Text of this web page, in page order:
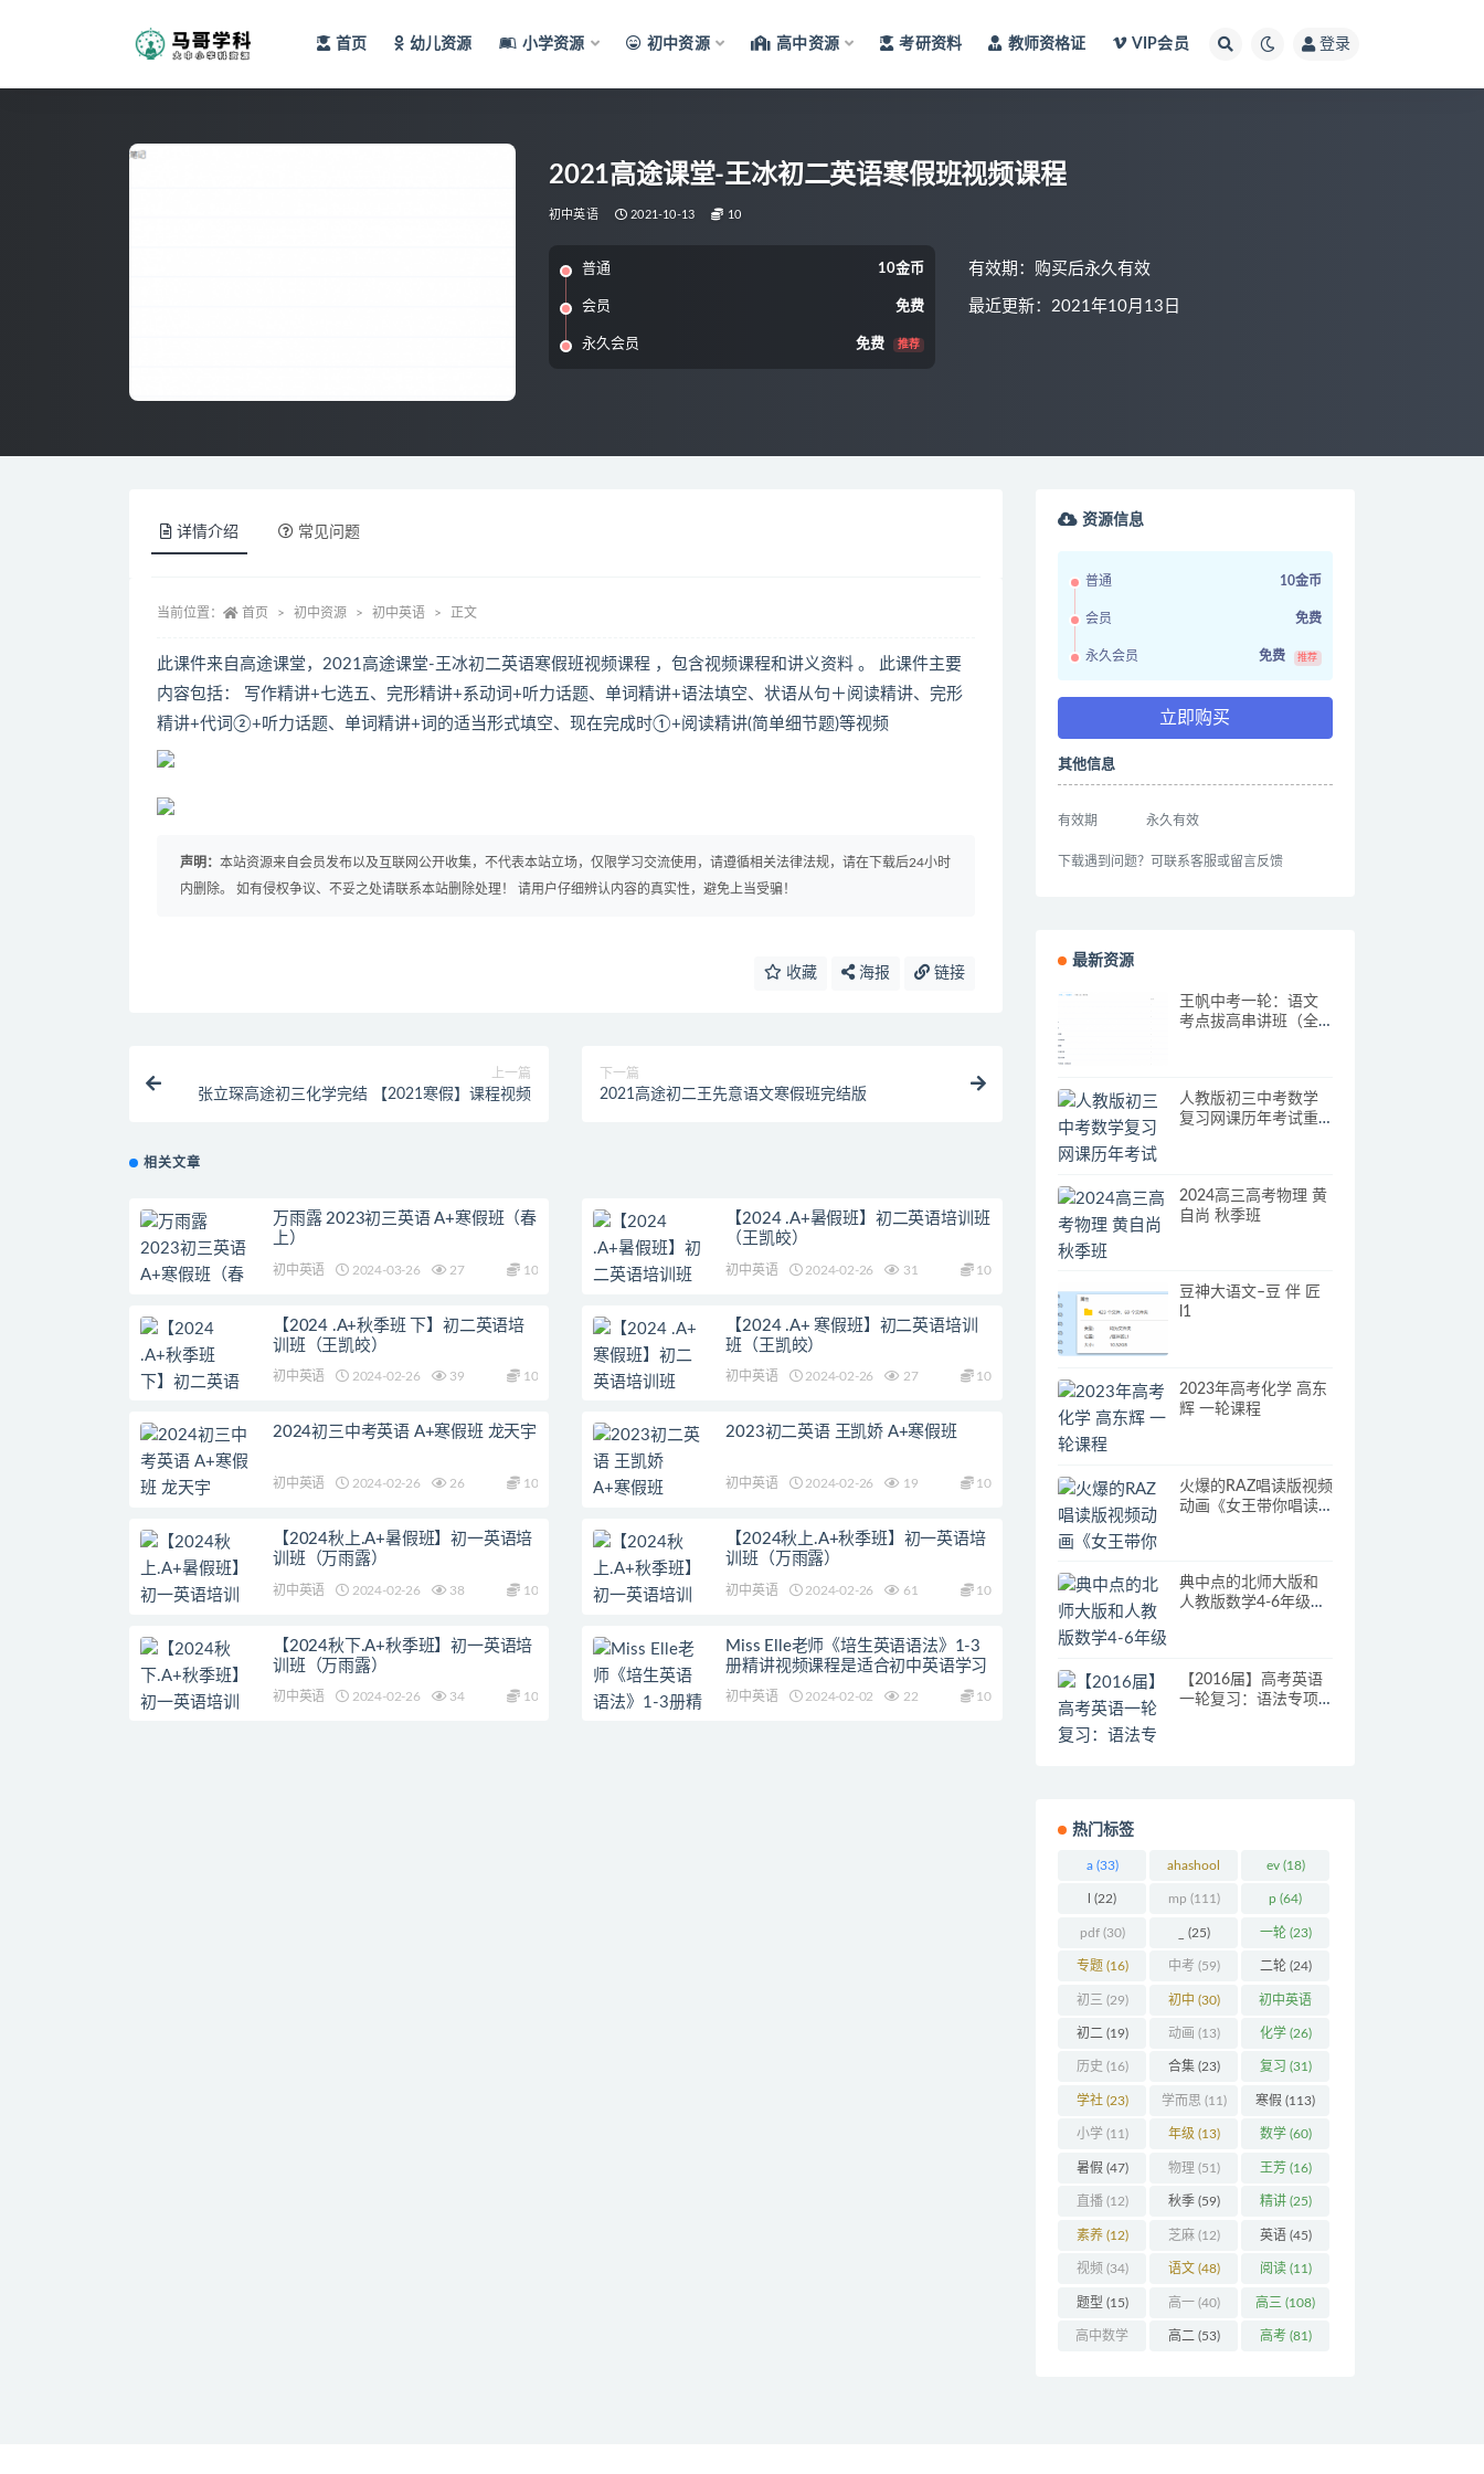
首页 幼儿资源 小学资源 初中资源 高中资源 考研资料 教师资格证 VIP会员 登录
2021高途课堂-王冰初二英语寒假班视频课程
初中英语 2021-10-13 10
普通 10金币
会员 免费
永久会员 免费 推荐
有效期：购买后永久有效
最近更新：2021年10月13日
详情介绍 常见问题
当前位置： 首页 初中资源 初中英语 正文
此课件来自高途课堂，2021高途课堂-王冰初二英语寒假班视频课程 ，包含视频课程和讲义资料 。 此课件主要
内容包括： 写作精讲+七选五、完形精讲+系动词+听力话题、单词精讲+语法填空、状语从句＋阅读精讲、完形
精讲+代词②+听力话题、单词精讲+词的适当形式填空、现在完成时①+阅读精讲(简单细节题)等视频
声明： 本站资源来自会员发布以及互联网公开收集，不代表本站立场，仅限学习交流使用，请遵循相关法律法规，请在下载后24小时
内删除。 如有侵权争议、不妥之处请联系本站删除处理！ 请用户仔细辨认内容的真实性，避免上当受骗！
收藏 海报 链接
上一篇
张立琛高途初三化学完结 【2021寒假】课程视频
下一篇
2021高途初二王先意语文寒假班完结版
相关文章
万雨露 2023初三英语 A+寒假班（春
上）
初中英语 2024-03-26 27 10
【2024 .A+暑假班】初二英语培训班
（王凯皎）
初中英语 2024-02-26 31 10
【2024 .A+秋季班 下】初二英语培
训班（王凯皎）
初中英语 2024-02-26 39 10
【2024 .A+ 寒假班】初二英语培训
班（王凯皎）
初中英语 2024-02-26 27 10
2024初三中考英语 A+寒假班 龙天宇
初中英语 2024-02-26 26 10
2023初二英语 王凯娇 A+寒假班
初中英语 2024-02-26 19 10
【2024秋上.A+暑假班】初一英语培
训班（万雨露）
初中英语 2024-02-26 38 10
【2024秋上.A+秋季班】初一英语培
训班（万雨露）
初中英语 2024-02-26 61 10
【2024秋下.A+秋季班】初一英语培
训班（万雨露）
初中英语 2024-02-26 34 10
Miss Elle老师《培生英语语法》1-3
册精讲视频课程是适合初中英语学习
初中英语 2024-02-02 22 10
资源信息
普通 10金币
会员 免费
永久会员 免费 推荐
立即购买
其他信息
有效期 永久有效
下载遇到问题？可联系客服或留言反馈
最新资源
王帆中考一轮：语文
考点拔高串讲班（全
人教版初三中考数学
复习网课历年考试重
2024高三高考物理 黄
自尚 秋季班
豆神大语文–豆 伴 匠
l1
2023年高考化学 高东
辉 一轮课程
火爆的RAZ唱读版视频
动画《女王带你唱读
典中点的北师大版和
人教版数学4-6年级下
【2016届】高考英语
一轮复习：语法专项
热门标签
a(33) ahashool
(29)
ev(18)
(22) mp (111) p (64)
pdf(30) (25) 一轮(23)
专题 (16) 中考 (59) 二轮(24)
初三 (29) 初中 (30) 初中英语
(32)
初二 (19) 动画 (13) 化学(26)
历史 (16) 合集(23) 复习 (31)
学社(23) 学而思 (11) 寒假 (113)
小学(11) 年级 (13) 数学(60)
暑假 (47) 物理 (51) 王芳(16)
直播(12) 秋季(59) 精讲(25)
素养(12) 芝麻(12) 英语(45)
视频 (34) 语文 (48) 阅读(11)
题型 (15) 高一(40) 高三 (108)
高中数学 高二 (53) 高考(81)